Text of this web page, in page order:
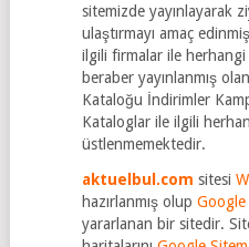
sitemizde yayınlayarak
ulaştırmayı amaç
ilgili firmalar ile herhangi
beraber yayınlanmış
Kataloğu İndirimler
Kataloglar ile ilgili
üstlenmemektedir.
aktuelbul.com sitesi
hazırlanmış olup Google
yararlanan bir sitedir.